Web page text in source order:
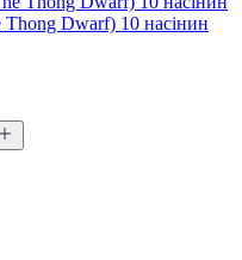
Dwarf) 10 насінин